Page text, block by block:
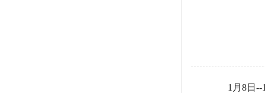
1月8日